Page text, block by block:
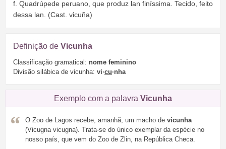
f. Quadrúpede peruano, que produz lan finíssima. Tecido, feito
dessa lan. (Cast. vicuña)
Definição de Vicunha
Classificação gramatical: nome feminino
Divisão silábica de vicunha: vi·cu·nha
Exemplo com a palavra Vicunha
O Zoo de Lagos recebe, amanhã, um macho de vicunha
(Vicugna vicugna). Trata-se do único exemplar da espécie no
nosso país, que vem do Zoo de Zlin, na República Checa.